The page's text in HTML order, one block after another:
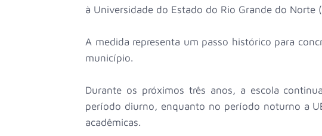
à Universidade do Estado do Rio Grande do Norte
A medida representa um passo histórico para
município.
Durante os próximos três anos, a escola
período diurno, enquanto no período noturno a
acadêmicas.